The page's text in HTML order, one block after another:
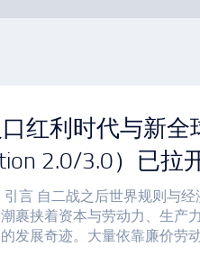
红利时代与新全
2.0/3.0）已拉
言 自二战之后世界规则与
裹挟着资本与劳动力、生产
发展奇迹。大量依靠廉价劳